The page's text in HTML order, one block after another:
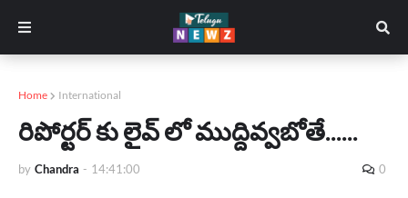
Home International
రిపోర్టర్ కు లైవ్ లో ముద్దివ్వబోతే......
by Chandra - 14:41:00 0